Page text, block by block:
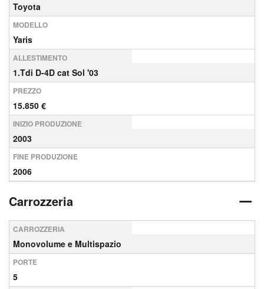
Toyota
MODELLO
Yaris
ALLESTIMENTO
1.Tdi D-4D cat Sol '03
PREZZO
15.850 €
INIZIO PRODUZIONE
2003
FINE PRODUZIONE
2006
Carrozzeria
CARROZZERIA
Monovolume e Multispazio
PORTE
5